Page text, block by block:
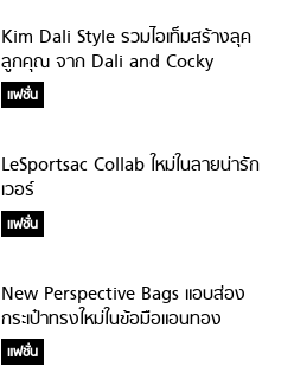
Kim Dali Style รวมไอเท็มสร้างลุค
ลูกคุณ จาก Dali and Cocky
Prince
แฟชั่น
LeSportsac Collab ใหม่ในลายน่ารัก
เวอร์
แฟชั่น
New Perspective Bags แอบส่อง
กระเป๋าทรงใหม่ในข้อมือแอนทอง
แฟชั่น